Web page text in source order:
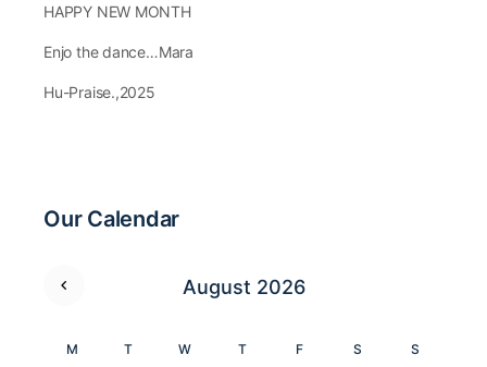
HAPPY NEW MONTH
Enjo the dance…Mara
Hu-Praise.,2025
Our Calendar
August 2026
M T W T F S S